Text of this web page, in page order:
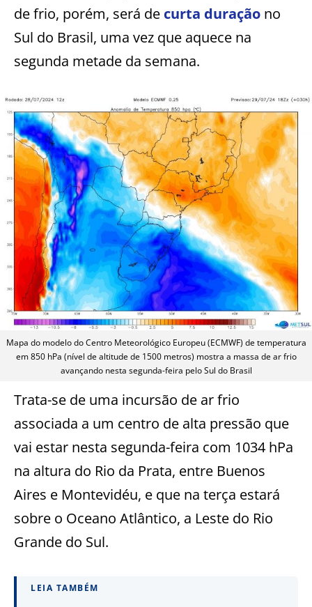
de frio, porém, será de curta duração no
Sul do Brasil, uma vez que aquece na
segunda metade da semana.
Mapa do modelo do Centro Meteorológico Europeu (ECMWF) de temperatura
em 850 hPa (nível de altitude de 1500 metros) mostra a massa de ar frio
avançando nesta segunda-feira pelo Sul do Brasil
Trata-se de uma incursão de ar frio
associada a um centro de alta pressão que
vai estar nesta segunda-feira com 1034 hPa
na altura do Rio da Prata, entre Buenos
Aires e Montevidéu, e que na terça estará
sobre o Oceano Atlântico, a Leste do Rio
Grande do Sul.
LEIA TAMBÉM